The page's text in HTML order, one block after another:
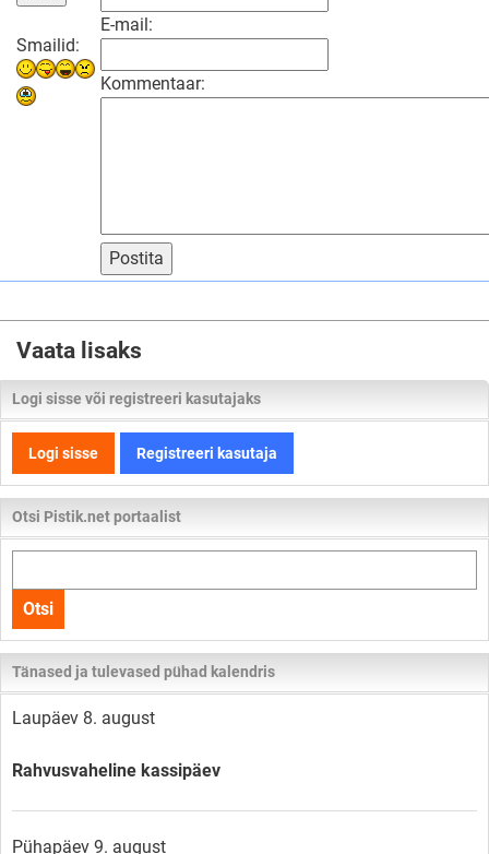
Smailid:
E-mail:
Kommentaar:
Postita
Vaata lisaks
Logi sisse või registreeri kasutajaks
Logi sisse Registreeri kasutaja
Otsi Pistik.net portaalist
kogu
lehelt
Otsi
Tänased ja tulevased pühad kalendris
Laupäev 8. august
Rahvusvaheline kassipäev
Pühapäev 9. august